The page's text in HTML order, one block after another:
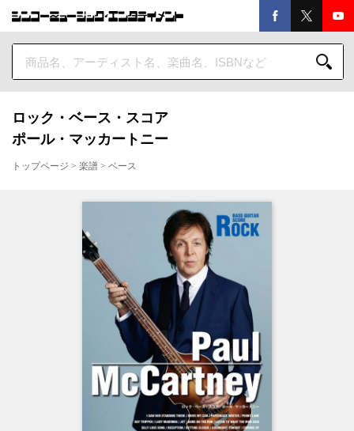
ロック・ベース・スコア
ポール・マッカートニー
トップページ > 楽譜 > ベース